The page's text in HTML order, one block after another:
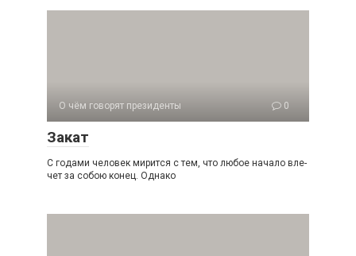
О чём говорят президенты 0
Закат
С годами человек мирится с тем, что любое начало вле­
чет за собою конец. Однако